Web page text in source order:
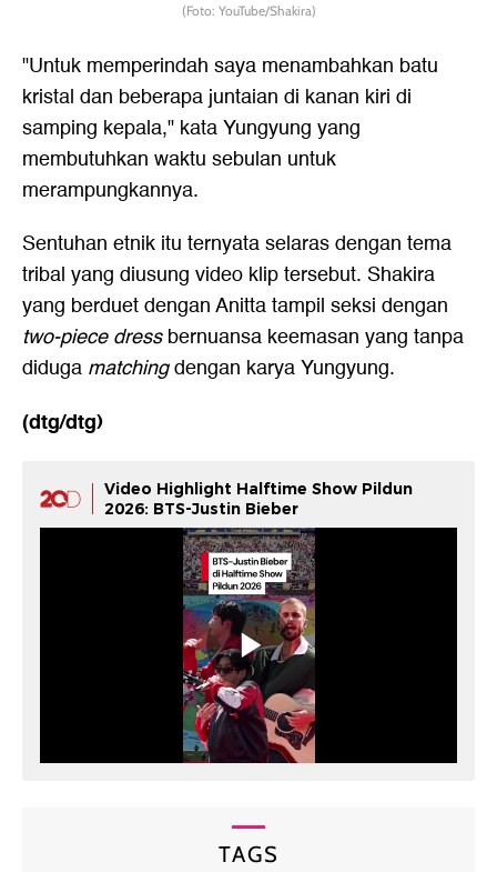
(Foto: YouTube/Shakira)
"Untuk memperindah saya menambahkan batu
kristal dan beberapa juntaian di kanan kiri di
samping kepala," kata Yungyung yang
membutuhkan waktu sebulan untuk
merampungkannya.
Sentuhan etnik itu ternyata selaras dengan tema
tribal yang diusung video klip tersebut. Shakira
yang berduet dengan Anitta tampil seksi dengan
two-piece dressbernuansa keemasan yang tanpa
diduga matchingdengan karya Yungyung.
(dtg/dtg)
Video Highlight Halftime Show Pildun
2026: BTS-Justin Bieber
TAGS